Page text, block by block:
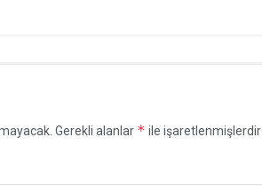
Gerekli alanlar * ile işaretlenmişlerdir